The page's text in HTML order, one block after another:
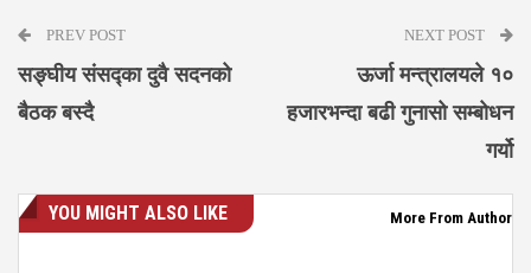
PREV POST
सङ्घीय संसद्का दुवै सदनको
बैठक बस्दै
NEXT POST
ऊर्जा मन्त्रालयले १०
हजारभन्दा बढी गुनासो सम्बोधन
गर्यो
YOU MIGHT ALSO LIKE More From Author